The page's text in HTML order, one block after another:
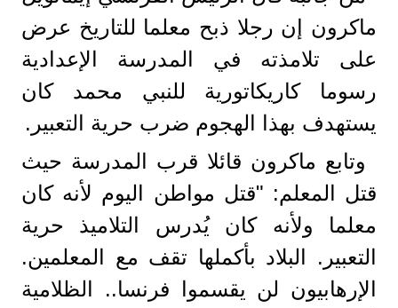
ماكرون إن رجلا ذبح معلما للتاريخ عرض
على تلامذته في المدرسة الإعدادية
رسوما كاريكاتورية للنبي محمد كان
يستهدف بهذا الهجوم ضرب حرية التعبير.
وتابع ماكرون قائلا قرب المدرسة حيث
قتل المعلم: "قتل مواطن اليوم لأنه كان
معلما ولأنه كان يُدرس التلاميذ حرية
التعبير. البلاد بأكملها تقف مع المعلمين.
الإرهابيون لن يقسموا فرنسا.. الظلامية